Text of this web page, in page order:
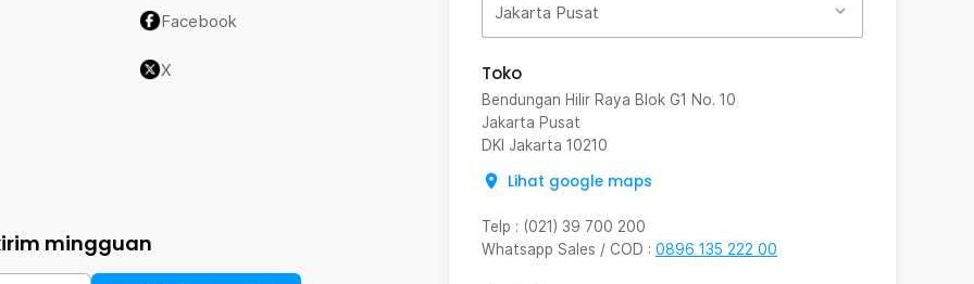
Jakarta Pusat
Toko
Bendungan Hilir Raya Blok G1 No. 10
Jakarta Pusat
DKI Jakarta 10210
Lihat google maps
Telp : (021) 39 700 200
Whatsapp Sales / COD : 0896 135 222 00
Facebook
X
mingguan